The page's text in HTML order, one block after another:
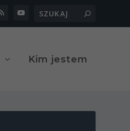
Kim jestem